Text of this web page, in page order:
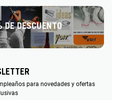
DESCUENTO
para novedades y ofertas